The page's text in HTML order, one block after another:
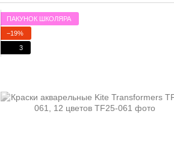
ПАКУНОК ШКОЛЯРА
−19%
3